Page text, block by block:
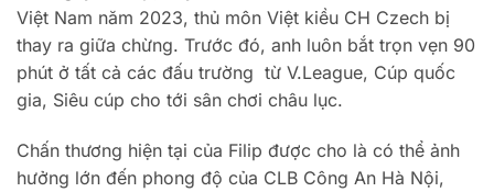
Việt Nam năm 2023, thủ môn Việt kiều CH Czech bị
thay ra giữa chừng. Trước đó, anh luôn bắt trọn vẹn 90
phút ở tất cả các đấu trường từ V.League, Cúp quốc
gia, Siêu cúp cho tới sân chơi châu lục.
Chấn thương hiện tại của Filip được cho là có thể ảnh
hưởng lớn đến phong độ của CLB Công An Hà Nội,